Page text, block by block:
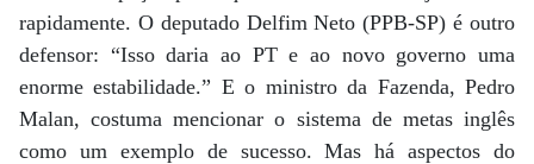
rapidamente. O deputado Delfim Neto (PPB-SP) é outro
defensor: “Isso daria ao PT e ao novo governo uma
enorme estabilidade.” E o ministro da Fazenda, Pedro
Malan, costuma mencionar o sistema de metas inglês
como um exemplo de sucesso. Mas há aspectos do